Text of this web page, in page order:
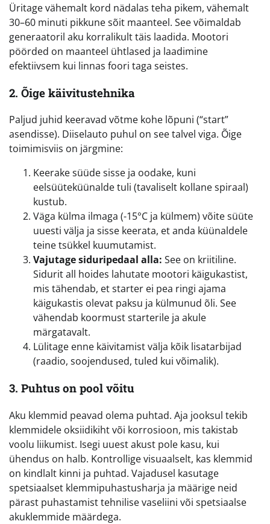
Üritage vähemalt kord nädalas teha pikem, vähemalt
30–60 minuti pikkune sõit maanteel. See võimaldab
generaatoril aku korralikult täis laadida. Mootori
pöörded on maanteel ühtlased ja laadimine
efektiivsem kui linnas foori taga seistes.
2. Õige käivitustehnika
Paljud juhid keeravad võtme kohe lõpuni (“start”
asendisse). Diiselauto puhul on see talvel viga. Õige
toimimisviis on järgmine:
Keerake süüde sisse ja oodake, kuni
eelsüüteküünalde tuli (tavaliselt kollane spiraal)
kustub.
Väga külma ilmaga (-15°C ja külmem) võite süüte
uuesti välja ja sisse keerata, et anda küünaldele
teine tsükkel kuumutamist.
Vajutage siduripedaal alla: See on kriitiline.
Sidurit all hoides lahutate mootori käigukastist,
mis tähendab, et starter ei pea ringi ajama
käigukastis olevat paksu ja külmunud õli. See
vähendab koormust starterile ja akule
märgatavalt.
Lülitage enne käivitamist välja kõik lisatarbijad
(raadio, soojendused, tuled kui võimalik).
3. Puhtus on pool võitu
Aku klemmid peavad olema puhtad. Aja jooksul tekib
klemmidele oksiidikiht või korrosioon, mis takistab
voolu liikumist. Isegi uuest akust pole kasu, kui
ühendus on halb. Kontrollige visuaalselt, kas klemmid
on kindlalt kinni ja puhtad. Vajadusel kasutage
spetsiaalset klemmipuhastusharja ja määrige neid
pärast puhastamist tehnilise vaseliini või spetsiaalse
akuklemmide määrdega.